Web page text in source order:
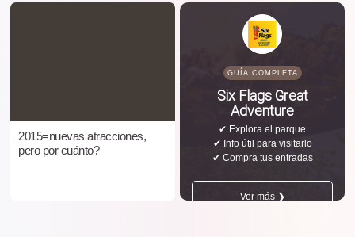
2015=nuevas atracciones,
pero por cuánto?
GUÍA COMPLETA
Six Flags Great
Adventure
✔ Explora el parque
✔ Info útil para visitarlo
✔ Compra tus entradas
Ver más ❯